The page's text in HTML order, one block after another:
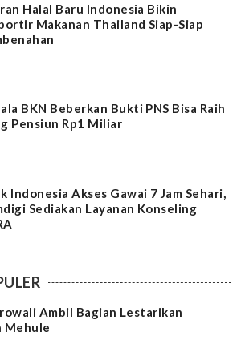
Halal Baru Indonesia Bikin
Makanan Thailand Siap-Siap
BKN Beberkan Bukti PNS Bisa Raih
Pensiun Rp1 Miliar
Indonesia Akses Gawai 7 Jam Sehari,
Sediakan Layanan Konseling
Ambil Bagian Lestarikan
Mehule